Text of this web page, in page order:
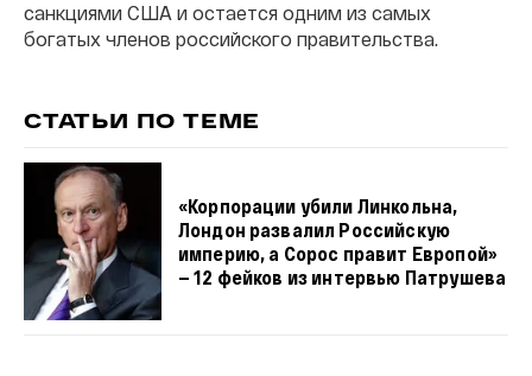
санкциями США и остается одним из самых
богатых членов российского правительства.
СТАТЬИ ПО ТЕМЕ
«Корпорации убили Линкольна,
Лондон развалил Российскую
империю, а Сорос правит Европой»
— 12 фейков из интервью Патрушева